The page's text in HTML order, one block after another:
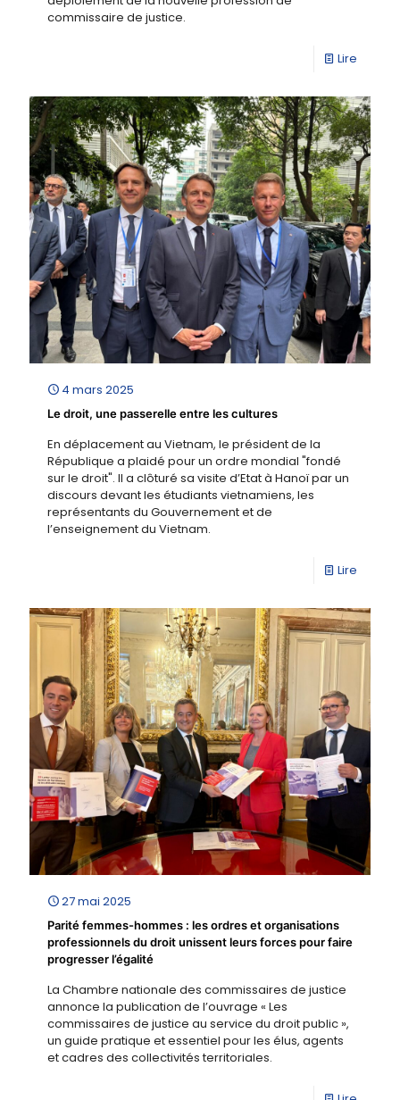
commissaire de justice.
Lire
4 mars 2025
Le droit, une passerelle entre les cultures
En déplacement au Vietnam, le président de la
République a plaidé pour un ordre mondial "fondé
sur le droit". Il a clôturé sa visite d’Etat à Hanoï par un
discours devant les étudiants vietnamiens, les
représentants du Gouvernement et de
l’enseignement du Vietnam.
Lire
27 mai 2025
Parité femmes-hommes : les ordres et organisations
professionnels du droit unissent leurs forces pour faire
progresser l’égalité
La Chambre nationale des commissaires de justice
annonce la publication de l’ouvrage « Les
commissaires de justice au service du droit public »,
un guide pratique et essentiel pour les élus, agents
et cadres des collectivités territoriales.